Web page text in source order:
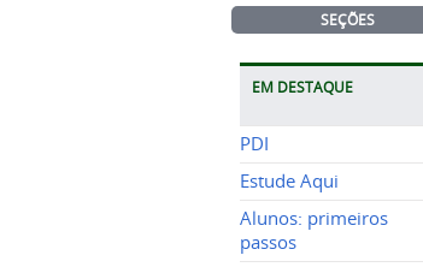
SEÇÕES
EM DESTAQUE
PDI
Estude Aqui
Alunos: primeiros
passos